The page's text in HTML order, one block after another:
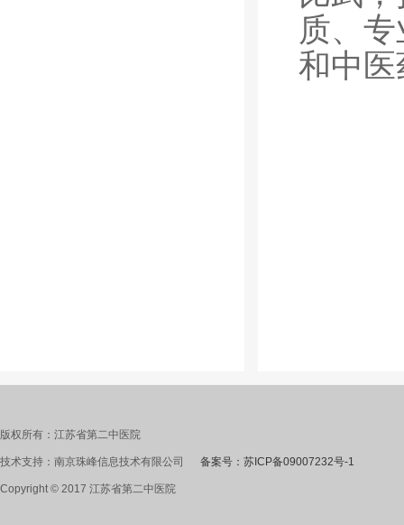
质、
和中
版权所有：江苏省第二中医院
技术支持：南京珠峰信息技术有限公司 备案号：苏ICP备09007232号-1
Copyright © 2017 江苏省第二中医院